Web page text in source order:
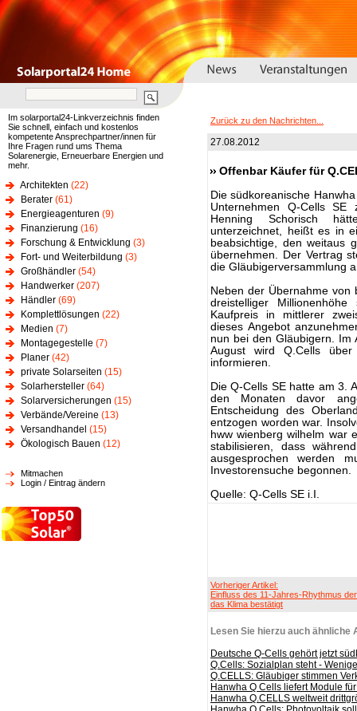
Im solarportal24-Linkverzeichnis finden
Sie schnell, einfach und kostenlos
kompetente Ansprechpartner/innen für
Ihre Fragen rund ums Thema
Solarenergie, Erneuerbare Energien und
mehr.
Architekten (22)
Berater (61)
Energieagenturen (9)
Finanzierung (16)
Forschung & Entwicklung (3)
Fort- und Weiterbildung (3)
Großhändler (54)
Handwerker (207)
Händler (69)
Komplettlösungen (22)
Medien (7)
Montagegestelle (7)
Planer (42)
private Solarseiten (15)
Solarhersteller (64)
Solarversicherungen (15)
Verbände/Vereine (13)
Versandhandel (15)
Ökologisch Bauen (12)
Mitmachen
Login / Eintrag ändern
Zurück zu den Nachrichten...
27.08.2012
Offenbar Käufer für
Die südkoreanische
Unternehmen Q-Cells SE
Henning Schorisch
unterzeichnet, heißt es in
beabsichtige, den weitaus
übernehmen. Der Vertrag
die Gläubigerversammlung
Neben der Übernahme von
dreistelliger
Kaufpreis in mittlerer
dieses Angebot
nun bei den Gläubigern. Im
August wird Q.Cells
informieren.
Die Q-Cells SE hatte am 3.
den Monaten davor
Entscheidung des
entzogen worden war.
hww wienberg wilhelm war
stabilisieren, dass
ausgesprochen werden
Investorensuche begonnen.
Quelle: Q-Cells SE i.I.
Vorheriger Artikel:
Einfluss des 11-Jahres-Rhythmus
das Klima bestätigt
Lesen Sie hierzu auch ähnliche
Deutsche Q-Cells gehört jetzt
Q.Cells: Sozialplan steht -
Q.CELLS: Gläubiger stimmen
Hanwha Q Cells liefert Module
Hanwha Q.CELLS weltweit